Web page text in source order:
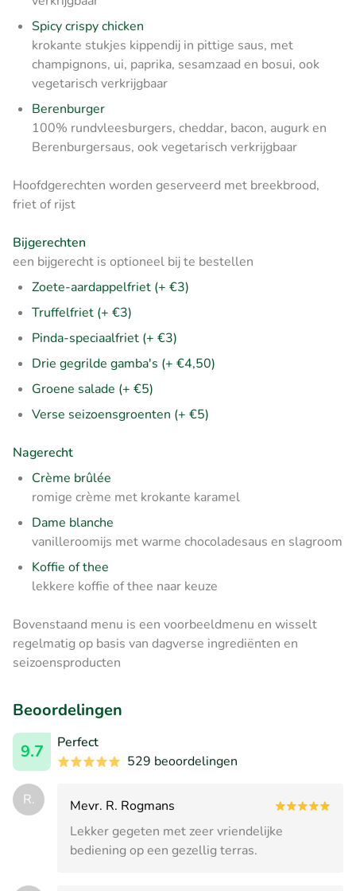
Spicy crispy chicken
krokante stukjes kippendij in pittige saus, met
champignons, ui, paprika, sesamzaad en bosui, ook
vegetarisch verkrijgbaar
Berenburger
100% rundvleesburgers, cheddar, bacon, augurk en
Berenburgersaus, ook vegetarisch verkrijgbaar
Hoofdgerechten worden geserveerd met breekbrood,
friet of rijst
Bijgerechten
een bijgerecht is optioneel bij te bestellen
Zoete-aardappelfriet (+ €3)
Truffelfriet (+ €3)
Pinda-speciaalfriet (+ €3)
Drie gegrilde gamba's (+ €4,50)
Groene salade (+ €5)
Verse seizoensgroenten (+ €5)
Nagerecht
Crème brûlée
romige crème met krokante karamel
Dame blanche
vanilleroomijs met warme chocoladesaus en slagroom
Koffie of thee
lekkere koffie of thee naar keuze
Bovenstaand menu is een voorbeeldmenu en wisselt
regelmatig op basis van dagverse ingrediënten en
seizoensproducten
Beoordelingen
9.7
Perfect
529 beoordelingen
R.
Mevr. R. Rogmans
Lekker gegeten met zeer vriendelijke
bediening op een gezellig terras.